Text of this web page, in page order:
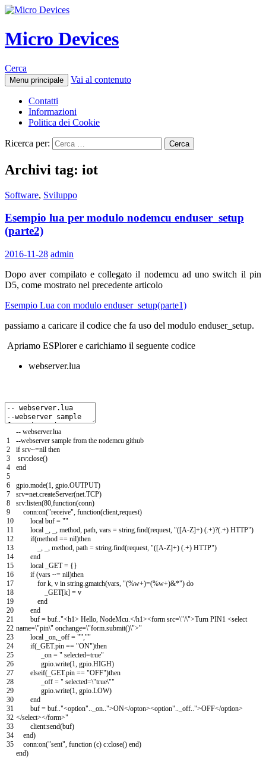
Micro Devices
Cerca
Menu principale Vai al contenuto
Contatti
Informazioni
Politica dei Cookie
Ricerca per:
Archivi tag: iot
Software, Sviluppo
Esempio lua per modulo nodemcu enduser_setup
(parte2)
2016-11-28 admin
Dopo aver compilato e collegato il nodemcu ad uno switch il pin
D5, come mostrato nel precedente articolo
Esempio Lua con modulo enduser_setup(parte1)
passiamo a caricare il codice che fa uso del modulo enduser_setup.
Apriamo ESPlorer e carichiamo il seguente codice
webserver.lua
1
2
3
4
5
6
7
8
9
10
11
12
13
14
15
16
17
18
19
20
21
22
23
24
25
26
27
28
29
30
31
32
33
34
35
-- webserver.lua
--webserver sample from the nodemcu github
if srv~=nil then
srv:close()
end
gpio.mode(1, gpio.OUTPUT)
srv=net.createServer(net.TCP)
srv:listen(80,function(conn)
conn:on("receive", function(client,request)
local buf = ""
local
, , method, path, vars = string.find(request, "([A-Z]+) (.+)?(.+) HTTP")
if(method == nil)then
, , method, path = string.find(request, "([A-Z]+) (.+) HTTP")
end
local
_GET = {}
if (vars ~= nil)then
for k, v in string.gmatch(vars, "(%w+)=(%w+)&*") do
_GET[k] = v
end
end
buf = buf.."<h1> Hello, NodeMcu.</h1><form src=\"/\">Turn PIN1 <select
name=\"pin\" onchange=\"form.submit()\">"
local
_on, _off = "",""
if( _GET.pin == "ON")then
_on = " selected=true"
gpio.write(1, gpio.HIGH)
elseif( _GET.pin == "OFF")then
_off = " selected=\"true\""
gpio.write(1, gpio.LOW)
end
buf = buf.."<option".. _on..">ON</opton><option".. _off..">OFF</option>
</select></form>"
client:send(buf)
end)
conn:on("sent", function (c) c:close() end)
end)